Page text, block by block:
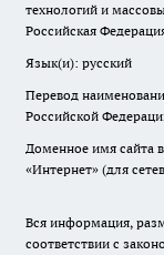
технологий и
Российская
Язык(и): русский
Перевод
Российской
Доменное имя сайта
«Интернет» (для
Вся информация,
соответствии с